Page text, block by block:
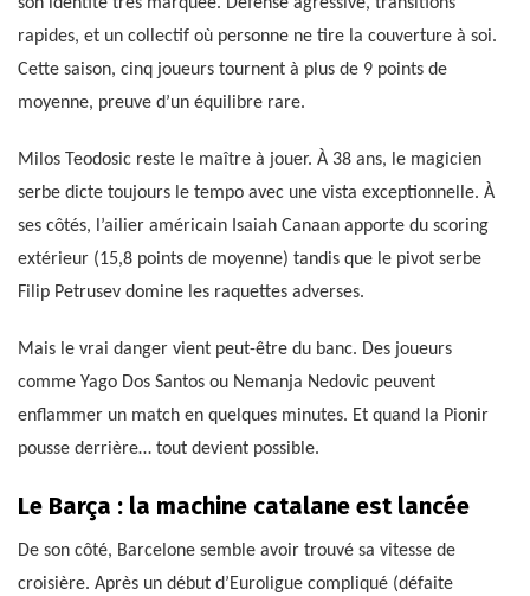
rapides, et un collectif où personne ne tire la couverture à soi.
Cette saison, cinq joueurs tournent à plus de 9 points de
moyenne, preuve d’un équilibre rare.
Milos Teodosic reste le maître à jouer. À 38 ans, le magicien
serbe dicte toujours le tempo avec une vista exceptionnelle. À
ses côtés, l’ailier américain Isaiah Canaan apporte du scoring
extérieur (15,8 points de moyenne) tandis que le pivot serbe
Filip Petrusev domine les raquettes adverses.
Mais le vrai danger vient peut-être du banc. Des joueurs
comme Yago Dos Santos ou Nemanja Nedovic peuvent
enflammer un match en quelques minutes. Et quand la Pionir
pousse derrière… tout devient possible.
Le Barça : la machine catalane est lancée
De son côté, Barcelone semble avoir trouvé sa vitesse de
croisière. Après un début d’Euroligue compliqué (défaite